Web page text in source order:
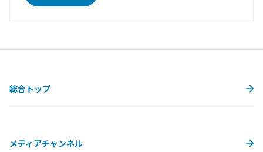
総合トップ
メディアチャンネル